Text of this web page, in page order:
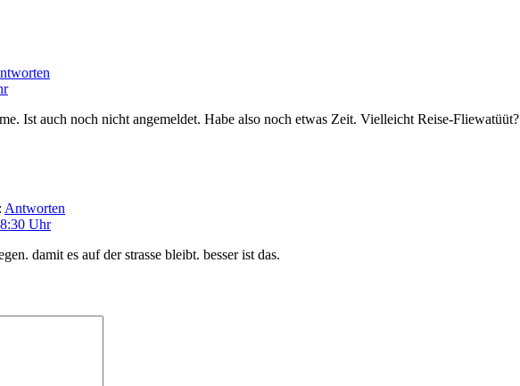
Ist auch noch nicht angemeldet. Habe also noch etwas Zeit. Vielleicht Reise-Fliewatüüt?
Antworten
Uhr
damit es auf der strasse bleibt. besser ist das.